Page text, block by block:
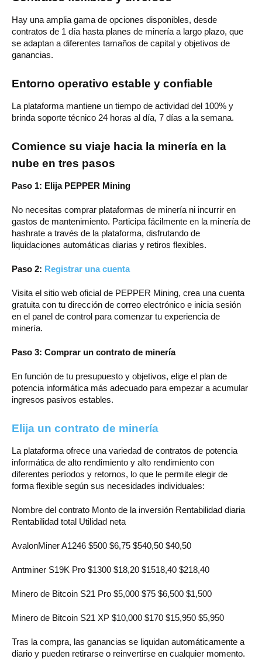
Hay una amplia gama de opciones disponibles, desde
contratos de 1 día hasta planes de minería a largo plazo, que
se adaptan a diferentes tamaños de capital y objetivos de
ganancias.
Entorno operativo estable y confiable
La plataforma mantiene un tiempo de actividad del 100% y
brinda soporte técnico 24 horas al día, 7 días a la semana.
Comience su viaje hacia la minería en la
nube en tres pasos
Paso 1: Elija PEPPER Mining
No necesitas comprar plataformas de minería ni incurrir en
gastos de mantenimiento. Participa fácilmente en la minería de
hashrate a través de la plataforma, disfrutando de
liquidaciones automáticas diarias y retiros flexibles.
Paso 2: Registrar una cuenta
Visita el sitio web oficial de PEPPER Mining, crea una cuenta
gratuita con tu dirección de correo electrónico e inicia sesión
en el panel de control para comenzar tu experiencia de
minería.
Paso 3: Comprar un contrato de minería
En función de tu presupuesto y objetivos, elige el plan de
potencia informática más adecuado para empezar a acumular
ingresos pasivos estables.
Elija un contrato de minería
La plataforma ofrece una variedad de contratos de potencia
informática de alto rendimiento y alto rendimiento con
diferentes períodos y retornos, lo que le permite elegir de
forma flexible según sus necesidades individuales:
Nombre del contrato Monto de la inversión Rentabilidad diaria
Rentabilidad total Utilidad neta
AvalonMiner A1246 $500 $6,75 $540,50 $40,50
Antminer S19K Pro $1300 $18,20 $1518,40 $218,40
Minero de Bitcoin S21 Pro $5,000 $75 $6,500 $1,500
Minero de Bitcoin S21 XP $10,000 $170 $15,950 $5,950
Tras la compra, las ganancias se liquidan automáticamente a
diario y pueden retirarse o reinvertirse en cualquier momento.